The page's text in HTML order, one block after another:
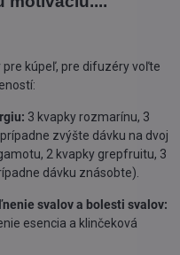
pre kúpeľ, pre difuzéry voľte
3 kvapky rozmarínu, 3
zvýšte dávku na dvoj
2 kvapky grepfruitu, 3
dávku znásobte).
svalov a bolesti svalov:
esencia a klinčeková